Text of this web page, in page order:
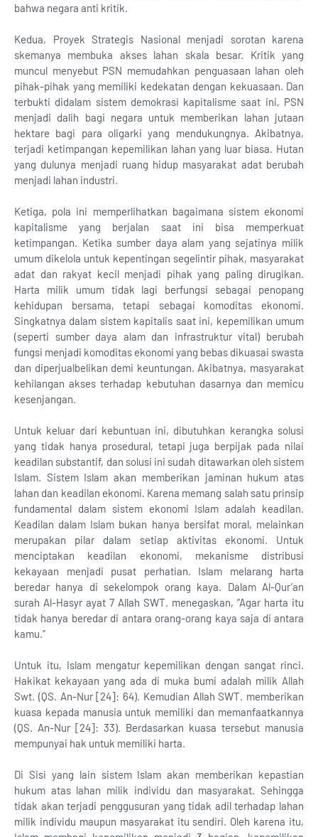
bahwa negara anti kritik.
Kedua, Proyek Strategis Nasional menjadi sorotan karena
skemanya membuka akses lahan skala besar. Kritik yang
muncul menyebut PSN memudahkan penguasaan lahan oleh
pihak-pihak yang memiliki kedekatan dengan kekuasaan. Dan
terbukti didalam sistem demokrasi kapitalisme saat ini, PSN
menjadi dalih bagi negara untuk memberikan lahan jutaan
hektare bagi para oligarki yang mendukungnya. Akibatnya,
terjadi ketimpangan kepemilikan lahan yang luar biasa. Hutan
yang dulunya menjadi ruang hidup masyarakat adat berubah
menjadi lahan industri.
Ketiga, pola ini memperlihatkan bagaimana sistem ekonomi
kapitalisme yang berjalan saat ini bisa memperkuat
ketimpangan. Ketika sumber daya alam yang sejatinya milik
umum dikelola untuk kepentingan segelintir pihak, masyarakat
adat dan rakyat kecil menjadi pihak yang paling dirugikan.
Harta milik umum tidak lagi berfungsi sebagai penopang
kehidupan bersama, tetapi sebagai komoditas ekonomi.
Singkatnya dalam sistem kapitalis saat ini, kepemilikan umum
(seperti sumber daya alam dan infrastruktur vital) berubah
fungsi menjadi komoditas ekonomi yang bebas dikuasai swasta
dan diperjualbelikan demi keuntungan. Akibatnya, masyarakat
kehilangan akses terhadap kebutuhan dasarnya dan memicu
kesenjangan.
Untuk keluar dari kebuntuan ini, dibutuhkan kerangka solusi
yang tidak hanya prosedural, tetapi juga berpijak pada nilai
keadilan substantif, dan solusi ini sudah ditawarkan oleh sistem
Islam. Sistem Islam akan memberikan jaminan hukum atas
lahan dan keadilan ekonomi. Karena memang salah satu prinsip
fundamental dalam sistem ekonomi Islam adalah keadilan.
Keadilan dalam Islam bukan hanya bersifat moral, melainkan
merupakan pilar dalam setiap aktivitas ekonomi. Untuk
menciptakan keadilan ekonomi, mekanisme distribusi
kekayaan menjadi pusat perhatian. Islam melarang harta
beredar hanya di sekelompok orang kaya. Dalam Al-Qur’an
surah Al-Hasyr ayat 7 Allah SWT. menegaskan, “Agar harta itu
tidak hanya beredar di antara orang-orang kaya saja di antara
kamu.”
Untuk itu, Islam mengatur kepemilikan dengan sangat rinci.
Hakikat kekayaan yang ada di muka bumi adalah milik Allah
Swt. (QS. An-Nur [24]: 64). Kemudian Allah SWT. memberikan
kuasa kepada manusia untuk memiliki dan memanfaatkannya
(QS. An-Nur [24]: 33). Berdasarkan kuasa tersebut manusia
mempunyai hak untuk memiliki harta.
Di Sisi yang lain sistem Islam akan memberikan kepastian
hukum atas lahan milik individu dan masyarakat. Sehingga
tidak akan terjadi penggusuran yang tidak adil terhadap lahan
milik individu maupun masyarakat itu sendiri. Oleh karena itu,